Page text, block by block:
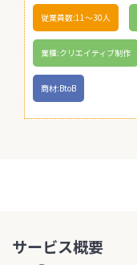
従業員数:11〜30人
業種:クリエイティブ制作
商材:BtoB
サービス概要